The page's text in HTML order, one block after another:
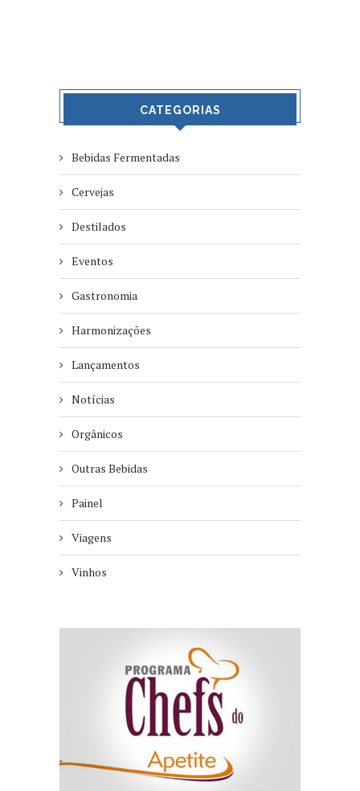
CATEGORIAS
Bebidas Fermentadas
Cervejas
Destilados
Eventos
Gastronomia
Harmonizações
Lançamentos
Notícias
Orgânicos
Outras Bebidas
Painel
Viagens
Vinhos